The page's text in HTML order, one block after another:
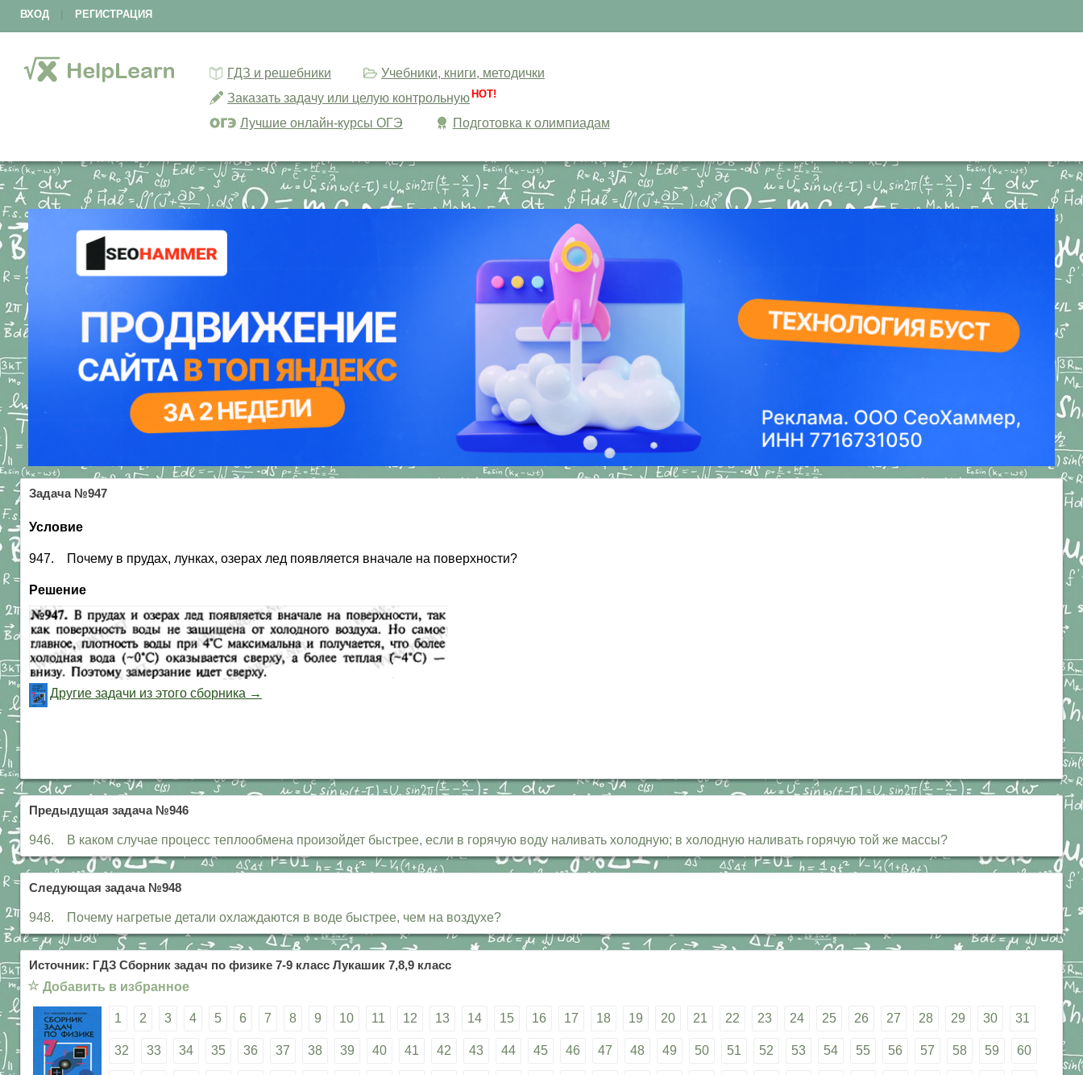
ВХОД РЕГИСТРАЦИЯ
ГДЗ и решебники
Учебники, книги, методички
Заказать задачу или целую контрольную HOT!
Лучшие онлайн-курсы ОГЭ Подготовка к олимпиадам
Задача №947
Условие
947. Почему в прудах, лунках, озерах лед появляется вначале на поверхности?
Решение
Другие задачи из этого сборника →
Предыдущая задача №946
946. В каком случае процесс теплообмена произойдет быстрее, если в горячую воду наливать холодную; в холодную наливать горячую той же массы?
Следующая задача №948
948. Почему нагретые детали охлаждаются в воде быстрее, чем на воздухе?
Источник: ГДЗ Сборник задач по физике 7-9 класс Лукашик 7,8,9 класс
☆ Добавить в избранное
1 2 3 4 5 6 7 8 9 10 11 12 13 14 15 16 17 18 19 20 21 22 23 24 25 26 27 28 29 30 31
32 33 34 35 36 37 38 39 40 41 42 43 44 45 46 47 48 49 50 51 52 53 54 55 56 57 58 59 60